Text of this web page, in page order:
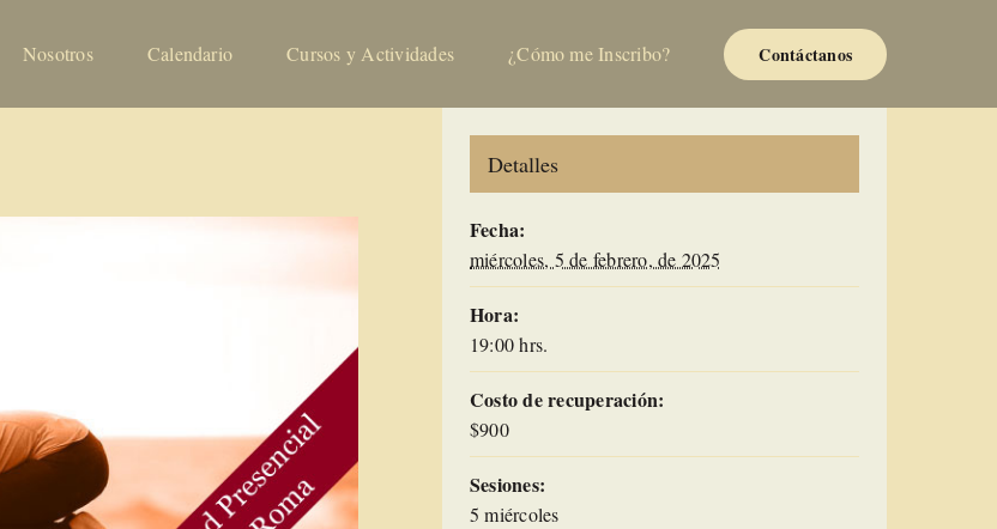
Nosotros Calendario Cursos y Actividades ¿Cómo me Inscribo? Contáctanos
Detalles
Fecha:
miércoles, 5 de febrero, de 2025
Hora:
19:00 hrs.
Costo de recuperación:
$900
Sesiones:
5 miércoles